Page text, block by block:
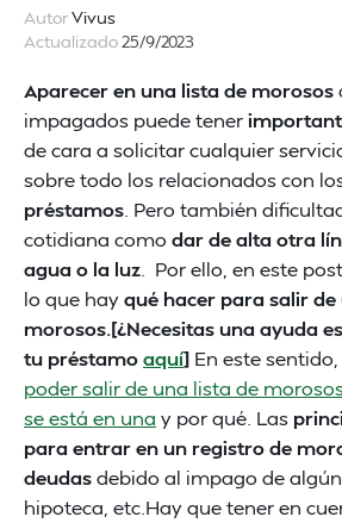
AutorVivus
Actualizado25/9/2023
Aparecer en una lista de morosos
impagados puede tener
de cara a solicitar cualquier
sobre todo los relacionados con
préstamos . Pero también
cotidiana como dar de alta otra
agua o la luz . Por ello, en este
lo que hayqué hacer para salir de
morosos.[¿Necesitas una ayuda
tu préstamoaquí] En este
poder salir de una lista de
se está en una y por qué. Las
para entrar en un registro de
deudasdebido al impago de
hipoteca, etc.Hay que tener en